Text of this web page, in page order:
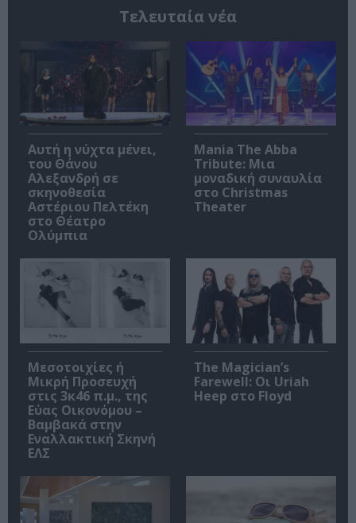
Τελευταία νέα
Αυτή η νύχτα μένει,
του Θάνου
Αλεξανδρή σε
σκηνοθεσία
Αστέριου Πελτέκη
στο Θέατρο
Ολύμπια
Mania The Abba
Tribute: Μια
μοναδική συναυλία
στο Christmas
Theater
Μεσοτοιχίες ή
Μικρή Προσευχή
στις 3κ46 π.μ., της
Εύας Οικονόμου –
Βαμβακά στην
Εναλλακτική Σκηνή
ΕΛΣ
The Magician’s
Farewell: Οι Uriah
Heep στο Floyd